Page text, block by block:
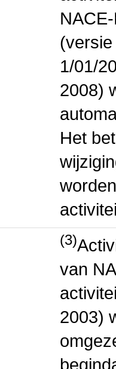
1/01/
2008)
Het
(3)
van
2003)